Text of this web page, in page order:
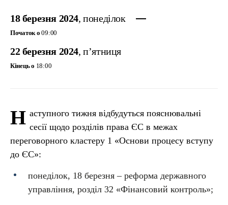
18 березня 2024, понеділок
Початок о 09:00
22 березня 2024, п’ятниця
Кінець о 18:00
Н аступного тижня відбудуться пояснювальні
сесії щодо розділів права ЄС в межах
переговорного кластеру 1 «Основи процесу вступу
до ЄС»:
понеділок, 18 березня – реформа державного
управління, розділ 32 «Фінансовий контроль»;